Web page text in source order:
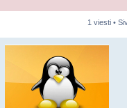
1 viesti •